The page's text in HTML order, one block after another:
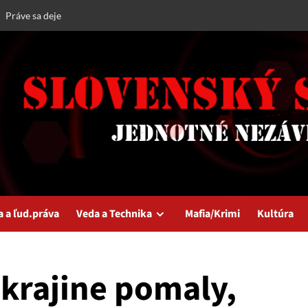
Práve sa deje
a ľud.práva Veda a Technika Mafia/Krimi Kultúra
pomaly,